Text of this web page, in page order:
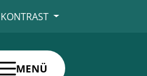
KONTRAST
MENÜ